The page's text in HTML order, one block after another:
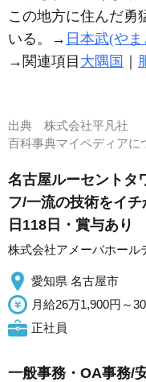
この地方に住んだ勇
いる。→ 日本武(や
→関連項目 大隅国
出典 株式会社平凡社
百科事典マイペディア
名古屋ルーセントタ
フ/一流の技術をイ
日118日・賞与あり
株式会社アメーバホール
愛知県 名古屋市
月給26万1,900円～
正社員
一般事務・OA事務/